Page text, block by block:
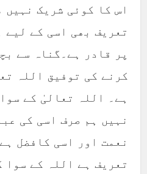
اس کا کوئی شریک نہیں
تعریف بھی اسی کے لیے
پر قادر ہے۔گناہ سے
کرنے کی توفیق اللہ
ہے۔ اللہ تعالیٰ کے
نہیں ہم صرف اسی کی
نعمت اور اسی کافضل
تعریف ہے اللہ کے سوا